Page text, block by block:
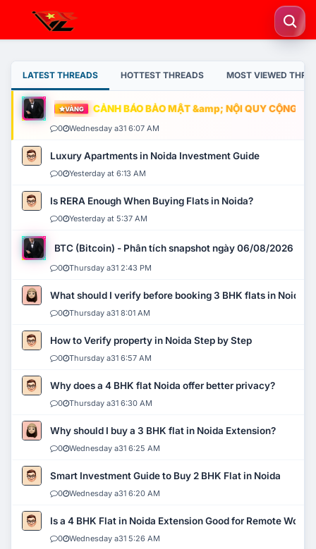
LATEST THREADS HOTTEST THREADS MOST VIEWED
VÀNG CẢNH BÁO BẢO MẬT &amp; NỘI QUY CỘNG
0 Wednesday a31 6:07 AM
Luxury Apartments in Noida Investment Guide
0 Yesterday at 6:13 AM
Is RERA Enough When Buying Flats in Noida?
0 Yesterday at 5:37 AM
BTC (Bitcoin) - Phân tích snapshot ngày 06/08/2026
0 Thursday a31 2:43 PM
What should I verify before booking 3 BHK flats in Noida?
0 Thursday a31 8:01 AM
How to Verify property in Noida Step by Step
0 Thursday a31 6:57 AM
Why does a 4 BHK flat Noida offer better privacy?
0 Thursday a31 6:30 AM
Why should I buy a 3 BHK flat in Noida Extension?
0 Wednesday a31 6:25 AM
Smart Investment Guide to Buy 2 BHK Flat in Noida
0 Wednesday a31 6:20 AM
Is a 4 BHK Flat in Noida Extension Good for Remote Work?
0 Wednesday a31 5:26 AM